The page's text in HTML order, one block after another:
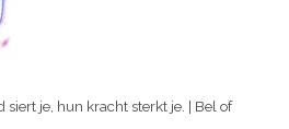
siert je, hun kracht sterkt je. | Bel of